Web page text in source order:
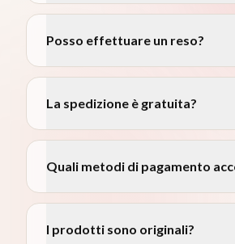
Posso effettuare un reso?
La spedizione è gratuita?
Quali metodi di pagamento
I prodotti sono originali?